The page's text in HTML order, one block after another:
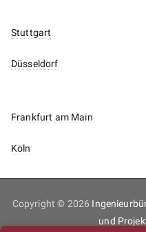
Stuttgart
Düsseldorf
Frankfurt am Main
Köln
Copyright © 2026
und